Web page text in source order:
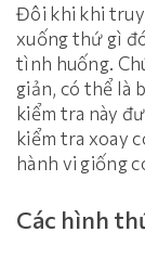
Đôi khi khi
xuống thứ gì
tình huống.
giản, có thể là
kiểm tra này
kiểm tra xoay
hành vi giống
Các hình